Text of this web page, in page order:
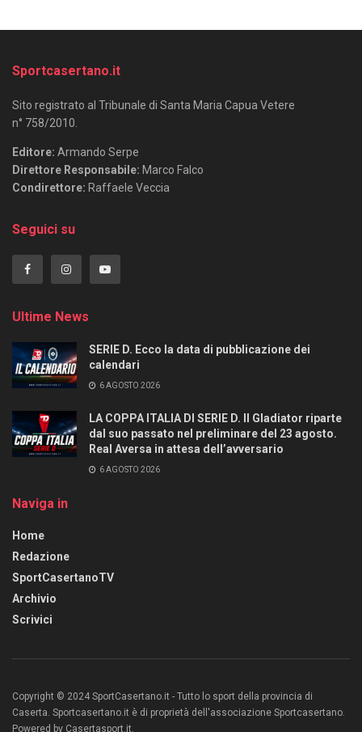
Sportcasertano.it
Sito registrato al Tribunale di Santa Maria Capua Vetere
n° 758/2010.
Editore: Armando Serpe
Direttore Responsabile: Marco Falco
Condirettore: Raffaele Veccia
Seguici su
Ultime News
SERIE D. Ecco la data di pubblicazione dei
calendari
6 AGOSTO 2026
LA COPPA ITALIA DI SERIE D. Il Gladiator riparte
dal suo passato nel preliminare del 23 agosto.
Real Aversa in attesa dell’avversario
6 AGOSTO 2026
Naviga in
Home
Redazione
SportCasertanoTV
Archivio
Scrivici
Copyright © 2024 SportCasertano.it - Tutto lo sport della provincia di
Caserta. Sportcasertano.it è di proprietà dell'associazione Sportcasertano.
Powered by Casertasport.it.